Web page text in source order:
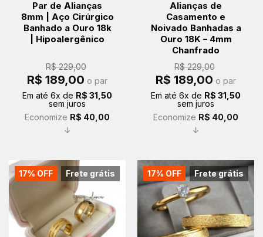
Par de Alianças
8mm | Aço Cirúrgico
Banhado a Ouro 18k
| Hipoalergênico
R$229,00
O
preço
era:
R$ 229,00.
R$ 189,00 preço
é:
R$ 189,00.
o par
Em até 6x de R$ 31,50
sem juros
Economize R$ 40,00
↓
Alianças de
Casamento e
Noivado Banhadas a
Ouro 18K – 4mm
Chanfrado
R$229,00
O
preço
era:
R$ 229,00.
R$ 189,00 preço
é:
R$ 189,00.
o par
Em até 6x de R$ 31,50
sem juros
Economize R$ 40,00
↓
Frete grátis
17% OFF Frete grátis
17% OFF